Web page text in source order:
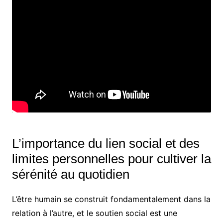
L’importance du lien social et des
limites personnelles pour cultiver la
sérénité au quotidien
L’être humain se construit fondamentalement dans la
relation à l’autre, et le soutien social est une